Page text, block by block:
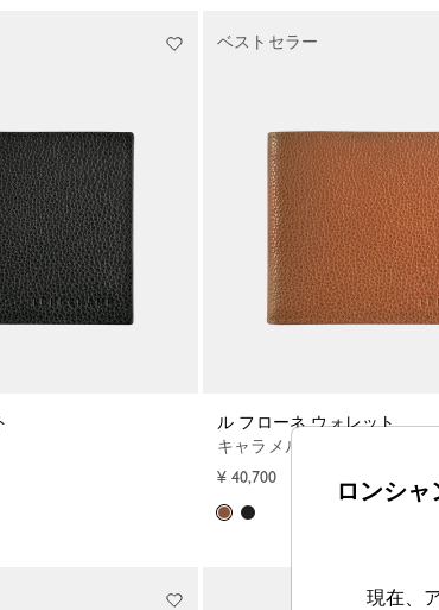
ル フローネ ウォレット
キャラメル - レザー
¥ 40,700
ベストセラー
ロンシ
現在、